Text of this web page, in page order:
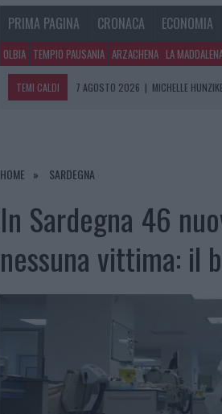
PRIMA PAGINA CRONACA ECONOMIA
OLBIA TEMPIO PAUSANIA ARZACHENA LA
TEMI CALDI 7 AGOSTO 2026 | MICHELLE
7 AGOSTO 2026
HOME SARDEGNA
In Sardegna 46
nessuna vittima: il